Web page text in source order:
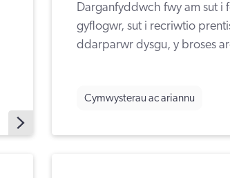
Darganfyddwch fwy am sut i
gyflogwr, sut i recriwtio
ddarparwr dysgu, y broses
Cymwysterau ac ariannu